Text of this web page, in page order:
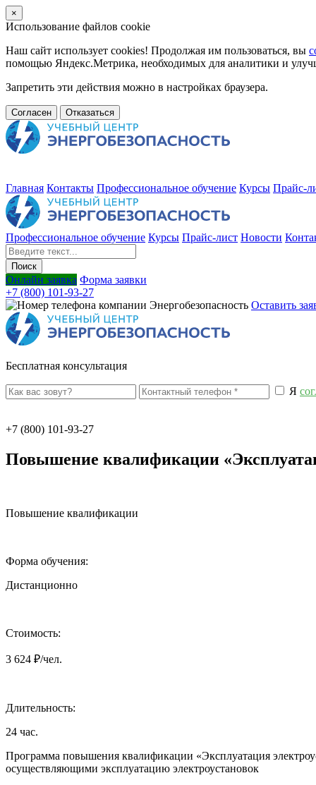
×
Использование файлов cookie
Наш сайт использует cookies! Продолжая им пользоваться, вы
помощью Яндекс.Метрика, необходимых для аналитики и
Запретить эти действия можно в настройках браузера.
Согласен Отказаться
Главная Контакты Профессиональное обучение Курсы Прайс-
Профессиональное обучение Курсы Прайс-лист Новости
Онлайн заявка Форма заявки
+7 (800) 101-93-27
Оставить
Бесплатная консультация
Я
+7 (800) 101-93-27
Повышение квалификации
Повышение квалификации
Форма обучения:
Дистанционно
Стоимость:
3 624 ₽/чел.
Длительность:
24 час.
Программа повышения квалификации «Эксплуатация
осуществляющими эксплуатацию электроустановок